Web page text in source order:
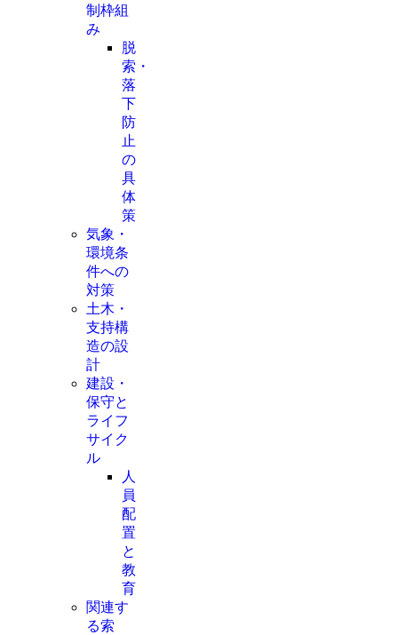
制枠組
み
脱
索・
落
下
防
止
の
具
体
策
気象・
環境条
件への
対策
土木・
支持構
造の設
計
建設・
保守と
ライフ
サイク
ル
人
員
配
置
と
教
育
関連す
る索